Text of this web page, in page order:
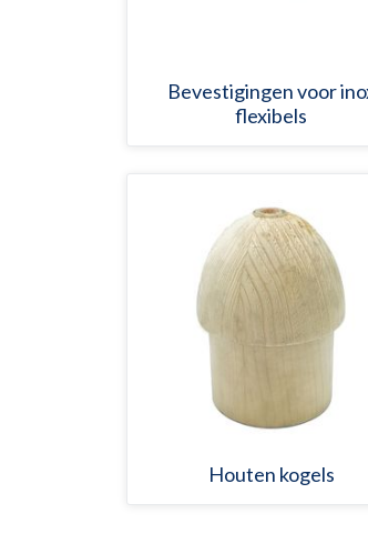
Bevestigingen voor
flexibels
Houten kogels